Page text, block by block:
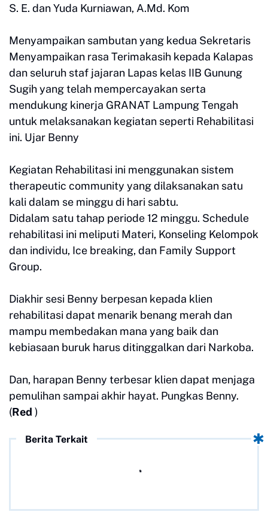
S. E. dan Yuda Kurniawan, A.Md. Kom
Menyampaikan sambutan yang kedua Sekretaris
Menyampaikan rasa Terimakasih kepada Kalapas
dan seluruh staf jajaran Lapas kelas IIB Gunung
Sugih yang telah mempercayakan serta
mendukung kinerja GRANAT Lampung Tengah
untuk melaksanakan kegiatan seperti Rehabilitasi
ini. Ujar Benny
Kegiatan Rehabilitasi ini menggunakan sistem
therapeutic community yang dilaksanakan satu
kali dalam se minggu di hari sabtu.
Didalam satu tahap periode 12 minggu. Schedule
rehabilitasi ini meliputi Materi, Konseling Kelompok
dan individu, Ice breaking, dan Family Support
Group.
Diakhir sesi Benny berpesan kepada klien
rehabilitasi dapat menarik benang merah dan
mampu membedakan mana yang baik dan
kebiasaan buruk harus ditinggalkan dari Narkoba.
Dan, harapan Benny terbesar klien dapat menjaga
pemulihan sampai akhir hayat. Pungkas Benny.
(Red )
Berita Terkait